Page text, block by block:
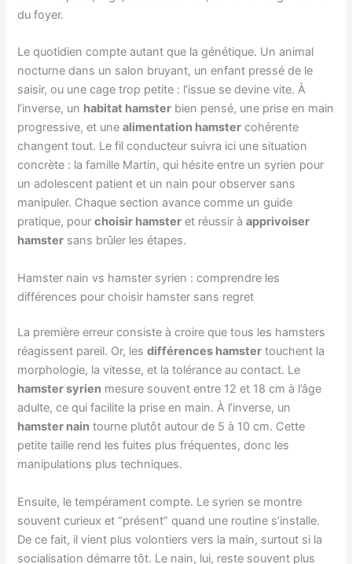
du foyer.
Le quotidien compte autant que la génétique. Un animal
nocturne dans un salon bruyant, un enfant pressé de le
saisir, ou une cage trop petite : l’issue se devine vite. À
l’inverse, un habitat hamster bien pensé, une prise en main
progressive, et unealimentation hamster cohérente
changent tout. Le fil conducteur suivra ici une situation
concrète : la famille Martin, qui hésite entre un syrien pour
un adolescent patient et un nain pour observer sans
manipuler. Chaque section avance comme un guide
pratique, pourchoisir hamster et réussir àapprivoiser
hamster sans brûler les étapes.
Hamster nain vs hamster syrien : comprendre les
différences pour choisir hamster sans regret
La première erreur consiste à croire que tous les hamsters
réagissent pareil. Or, lesdifférences hamster touchent la
morphologie, la vitesse, et la tolérance au contact. Le
hamster syrien mesure souvent entre 12 et 18 cm à l’âge
adulte, ce qui facilite la prise en main. À l’inverse, un
hamster nain tourne plutôt autour de 5 à 10 cm. Cette
petite taille rend les fuites plus fréquentes, donc les
manipulations plus techniques.
Ensuite, le tempérament compte. Le syrien se montre
souvent curieux et “présent” quand une routine s’installe.
De ce fait, il vient plus volontiers vers la main, surtout si la
socialisation démarre tôt. Le nain, lui, reste souvent plus